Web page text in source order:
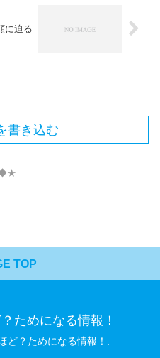
に迫る
書き込む
TOP
ためになる情報！
ど？ためになる情報！.